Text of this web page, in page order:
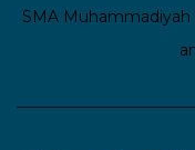
SMA Muhammadiyah